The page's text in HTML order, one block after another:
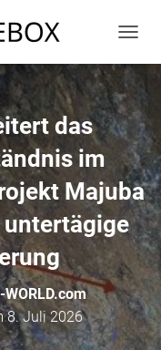
A
G
I
O
N
U
M
C
H
A
T
das
im
Majuba
untertägige
8. Juli 2026